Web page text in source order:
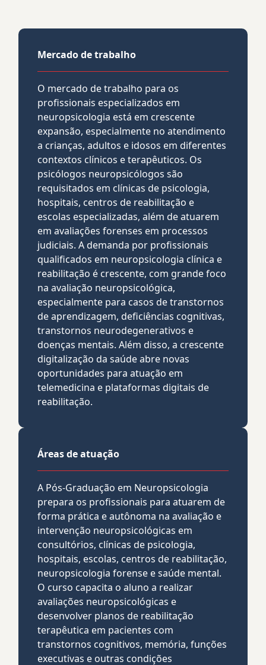
Mercado de trabalho
O mercado de trabalho para os
profissionais especializados em
neuropsicologia está em crescente
expansão, especialmente no atendimento
a crianças, adultos e idosos em diferentes
contextos clínicos e terapêuticos. Os
psicólogos neuropsicólogos são
requisitados em clínicas de psicologia,
hospitais, centros de reabilitação e
escolas especializadas, além de atuarem
em avaliações forenses em processos
judiciais. A demanda por profissionais
qualificados em neuropsicologia clínica e
reabilitação é crescente, com grande foco
na avaliação neuropsicológica,
especialmente para casos de transtornos
de aprendizagem, deficiências cognitivas,
transtornos neurodegenerativos e
doenças mentais. Além disso, a crescente
digitalização da saúde abre novas
oportunidades para atuação em
telemedicina e plataformas digitais de
reabilitação.
Áreas de atuação
A Pós-Graduação em Neuropsicologia
prepara os profissionais para atuarem de
forma prática e autônoma na avaliação e
intervenção neuropsicológicas em
consultórios, clínicas de psicologia,
hospitais, escolas, centros de reabilitação,
neuropsicologia forense e saúde mental.
O curso capacita o aluno a realizar
avaliações neuropsicológicas e
desenvolver planos de reabilitação
terapêutica em pacientes com
transtornos cognitivos, memória, funções
executivas e outras condições